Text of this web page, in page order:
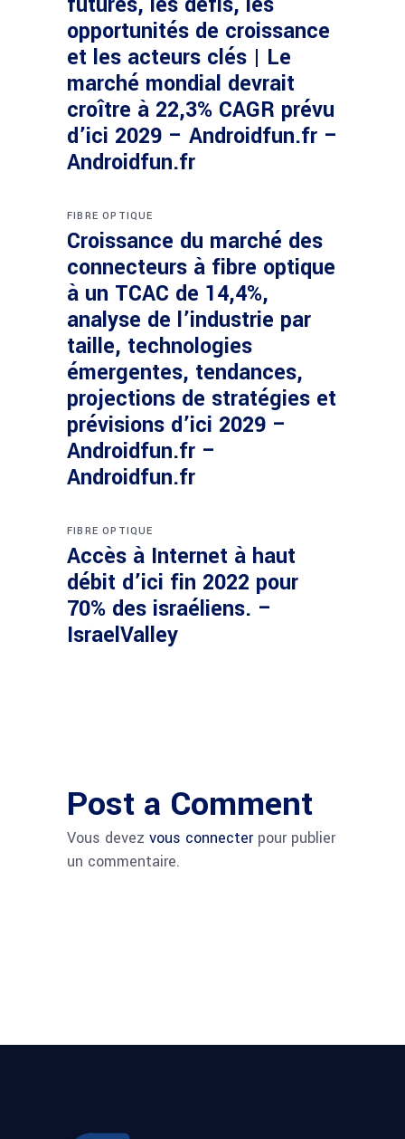
opportunités de croissance
et les acteurs clés | Le
marché mondial devrait
croître à 22,3% CAGR prévu
d’ici 2029 – Androidfun.fr –
Androidfun.fr
FIBRE OPTIQUE
Croissance du marché des
connecteurs à fibre optique
à un TCAC de 14,4%,
analyse de l’industrie par
taille, technologies
émergentes, tendances,
projections de stratégies et
prévisions d’ici 2029 –
Androidfun.fr –
Androidfun.fr
FIBRE OPTIQUE
Accès à Internet à haut
débit d’ici fin 2022 pour
70% des israéliens. –
IsraelValley
Post a Comment
Vous devez vous connecterpour publier
un commentaire.